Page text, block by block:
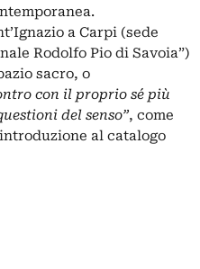
a Carpi (sede
Rodolfo Pio di Savoia”)
sacro, o
con il proprio sé più
del senso”, come
al catalogo